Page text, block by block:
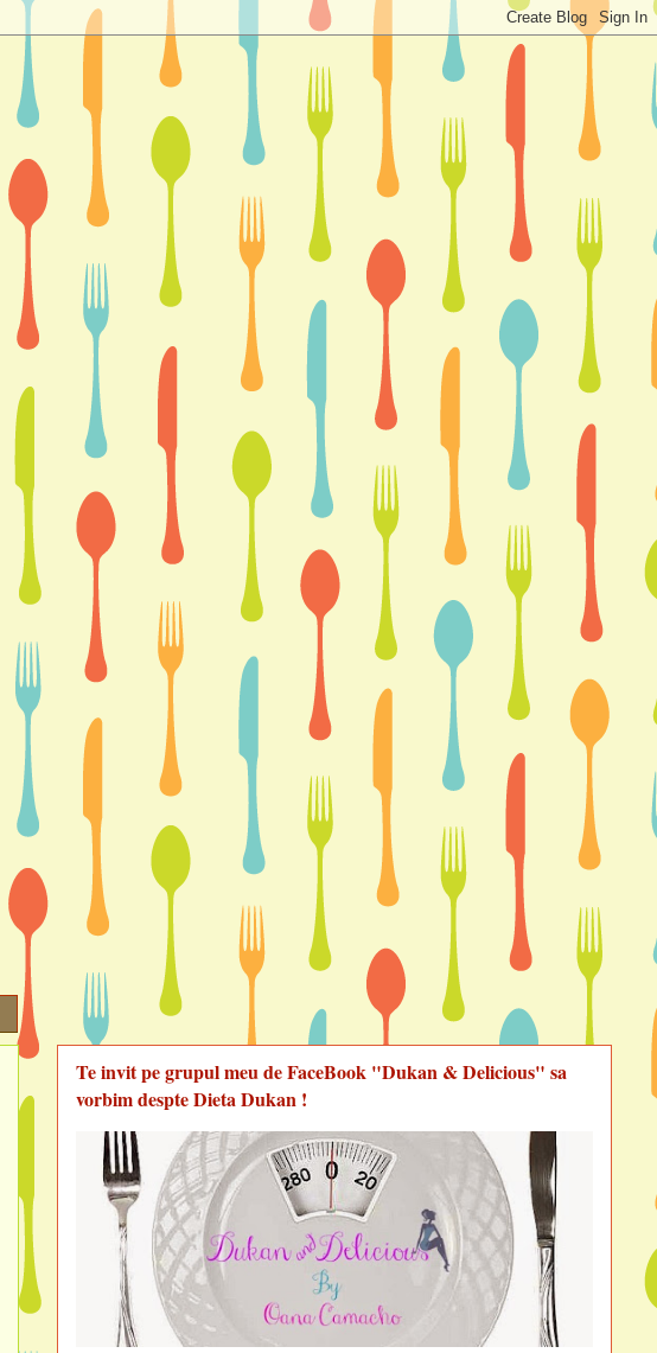
Te invit pe grupul meu de FaceBook "Dukan & Delicious" sa
vorbim despte Dieta Dukan !